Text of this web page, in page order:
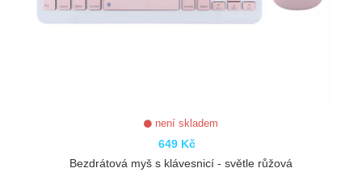
není skladem
649 Kč
Bezdrátová myš s klávesnicí - světle růžová